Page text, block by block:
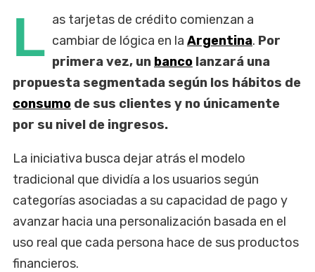
L as tarjetas de crédito comienzan a
cambiar de lógica en la Argentina. Por
primera vez, un banco lanzará una
propuesta segmentada según los hábitos de
consumo de sus clientes y no únicamente
por su nivel de ingresos.
La iniciativa busca dejar atrás el modelo
tradicional que dividía a los usuarios según
categorías asociadas a su capacidad de pago y
avanzar hacia una personalización basada en el
uso real que cada persona hace de sus productos
financieros.